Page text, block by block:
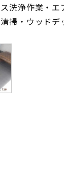
洗浄作業・
掃・ウッドデ